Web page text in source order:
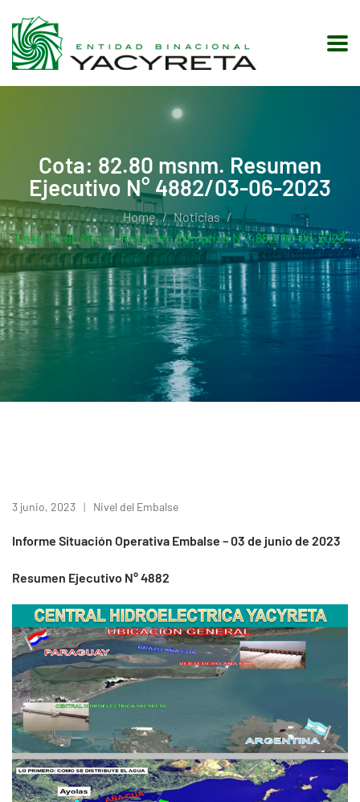
Cota: 82.80 msnm. Resumen
Ejecutivo N° 4882/03-06-2023
Home
Noticias
Cota: 82.80 Msnm. Resumen Ejecutivo N° 4882/03-06-2023
3 junio, 2023 Nivel del Embalse
Informe Situación Operativa Embalse – 03 de junio de 2023
Resumen Ejecutivo N° 4882